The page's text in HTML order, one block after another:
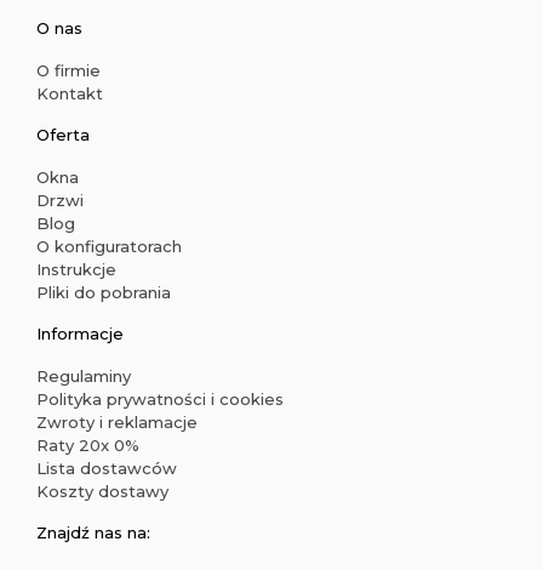
O nas
O firmie
Kontakt
Oferta
Okna
Drzwi
Blog
O konfiguratorach
Instrukcje
Pliki do pobrania
Informacje
Regulaminy
Polityka prywatności i cookies
Zwroty i reklamacje
Raty 20x 0%
Lista dostawców
Koszty dostawy
Znajdź nas na: